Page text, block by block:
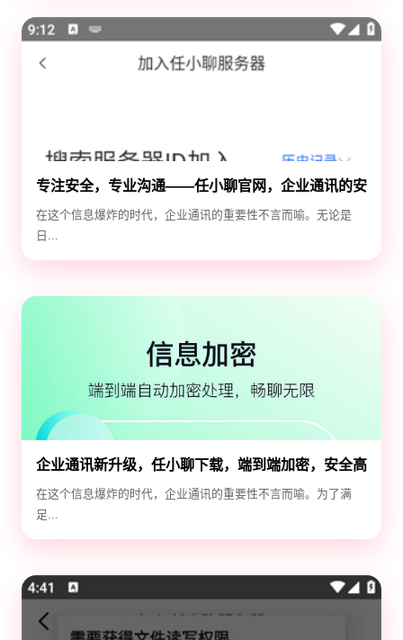
专注安全，专业沟通——任小聊官网，企业通讯的安
全守护神
在这个信息爆炸的时代，企业通讯的重要性不言而喻。无论是
日...
企业通讯新升级，任小聊下载，端到端加密，安全高
效！
在这个信息爆炸的时代，企业通讯的重要性不言而喻。为了满
足...